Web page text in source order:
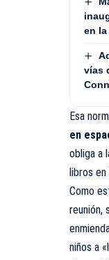
en
vías
Esa
en
obliga a
libros
Como
reunión,
niños a